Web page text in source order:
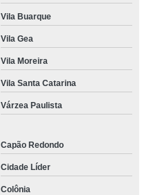
Vila Buarque
Vila Gea
Vila Moreira
Vila Santa Catarina
Várzea Paulista
Capão Redondo
Cidade Líder
Colônia